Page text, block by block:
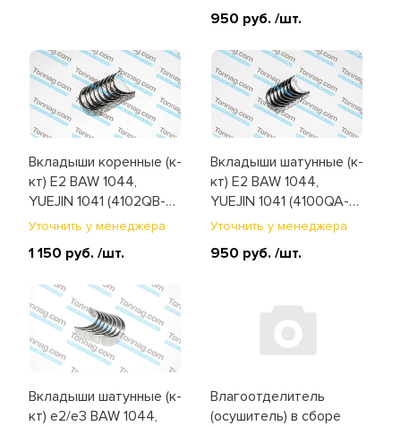
950 руб. /шт.
Вкладыши коренные (к-
кт) E2 BAW 1044,
YUEJIN 1041 (4102QB-
01-006-009)
Уточнить у менеджера
1 150 руб. /шт.
Вкладыши шатунные (к-
кт) E2 BAW 1044,
YUEJIN 1041 (4100QA-
04.02-004)
Уточнить у менеджера
950 руб. /шт.
Вкладыши шатунные (к-
кт) е2/е3 BAW 1044,
Влагоотделитель
(осушитель) в сборе